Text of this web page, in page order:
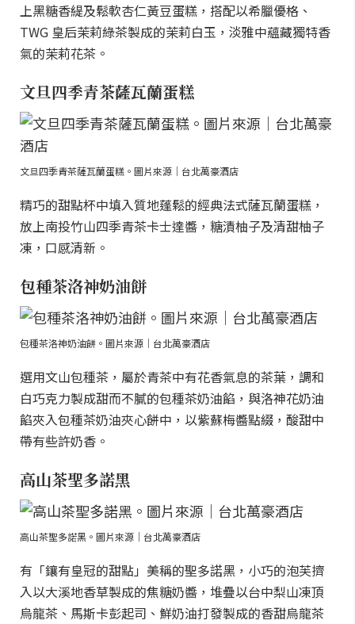
上黑糖香緹及鬆軟杏仁黃豆蛋糕，搭配以希臘優格、
TWG 皇后茉莉綠茶製成的茉莉白玉，淡雅中蘊藏獨特香
氣的茉莉花茶。
文旦四季青茶薩瓦蘭蛋糕
文旦四季青茶薩瓦蘭蛋糕。圖片來源｜台北萬豪酒店
精巧的甜點杯中填入質地蓬鬆的經典法式薩瓦蘭蛋糕，
放上南投竹山四季青茶卡士達醬，糖漬柚子及清甜柚子
凍，口感清新。
包種茶洛神奶油餅
包種茶洛神奶油餅。圖片來源｜台北萬豪酒店
選用文山包種茶，屬於青茶中有花香氣息的茶葉，調和
白巧克力製成甜而不膩的包種茶奶油餡，與洛神花奶油
餡夾入包種茶奶油夾心餅中，以紫蘇梅醬點綴，酸甜中
帶有些許奶香。
高山茶聖多諾黑
高山茶聖多諾黑。圖片來源｜台北萬豪酒店
有「鑲有皇冠的甜點」美稱的聖多諾黑，小巧的泡芙擠
入以大溪地香草製成的焦糖奶醬，堆疊以台中梨山凍頂
烏龍茶、馬斯卡彭起司、鮮奶油打發製成的香甜烏龍茶